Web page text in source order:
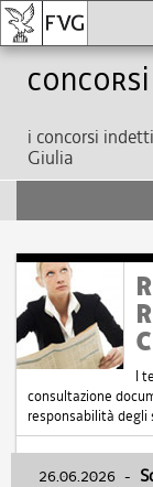
Concorsi
i concorsi
Giulia
I
consultazione
responsabilità degli
26.06.2026 -